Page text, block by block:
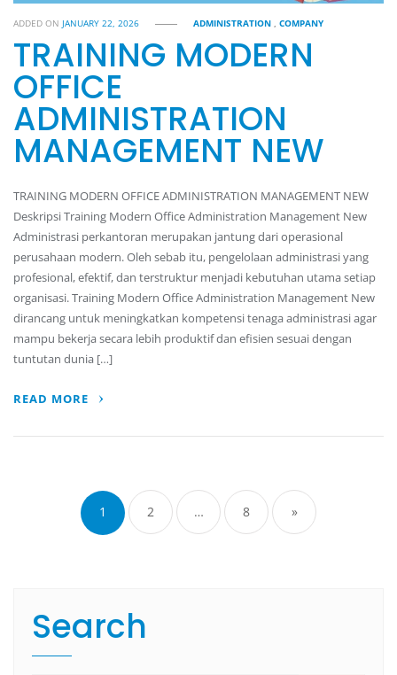
ADDED ON JANUARY 22, 2026 ADMINISTRATION ,COMPANY
TRAINING MODERN
OFFICE
ADMINISTRATION
MANAGEMENT NEW
TRAINING MODERN OFFICE ADMINISTRATION MANAGEMENT NEW
Deskripsi Training Modern Office Administration Management New
Administrasi perkantoran merupakan jantung dari operasional
perusahaan modern. Oleh sebab itu, pengelolaan administrasi yang
profesional, efektif, dan terstruktur menjadi kebutuhan utama setiap
organisasi. Training Modern Office Administration Management New
dirancang untuk meningkatkan kompetensi tenaga administrasi agar
mampu bekerja secara lebih produktif dan efisien sesuai dengan
tuntutan dunia […]
READ MORE
Posts
pagination
1 2 … 8 »
Search